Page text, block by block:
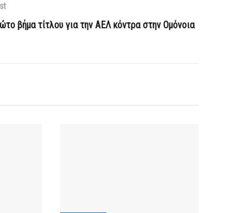
βήμα τίτλου για την ΑΕΛ κόντρα στην Ομόνοια